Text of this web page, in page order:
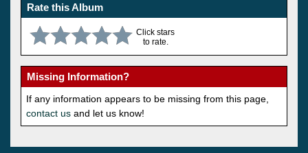
Rate this Album
Click stars
to rate.
Missing Information?
If any information appears to be missing from this page,
contact us and let us know!